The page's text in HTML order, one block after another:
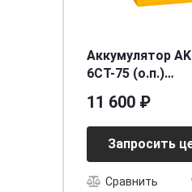
Аккумулятор
6CT-75 (о.п.)
11 600 ₽
Запросить
Сравнить